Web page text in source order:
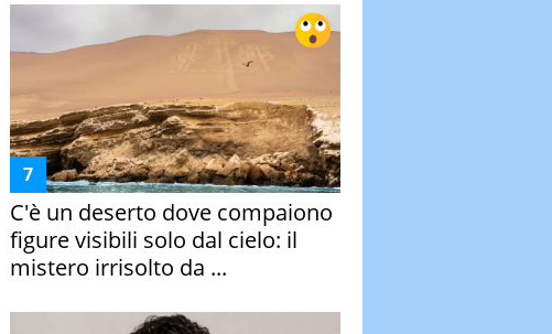
C'è un deserto dove compaiono
figure visibili solo dal cielo: il
mistero irrisolto da ...